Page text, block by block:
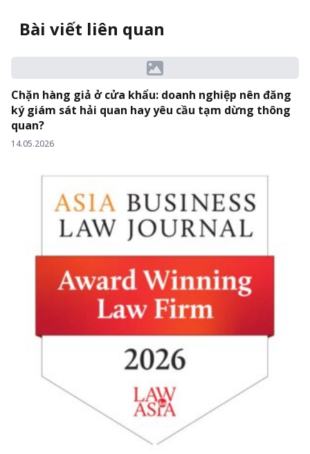
Bài viết liên quan
Chặn hàng giả ở cửa khẩu: doanh nghiệp nên đăng
ký giám sát hải quan hay yêu cầu tạm dừng thông
quan?
14.05.2026